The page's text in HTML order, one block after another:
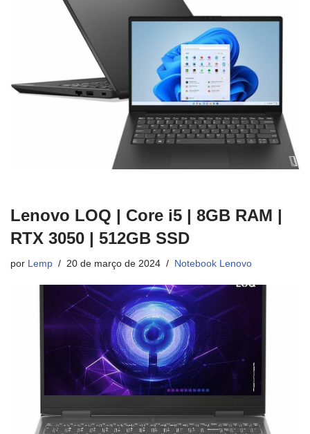
Lenovo LOQ | Core i5 | 8GB RAM |
RTX 3050 | 512GB SSD
por Lemp 20 de março de 2024 Notebook Lenovo